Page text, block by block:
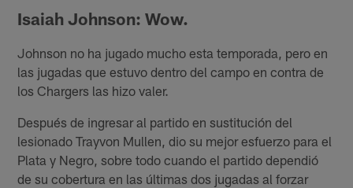
Isaiah Johnson: Wow.
Johnson no ha jugado mucho esta temporada, pero en
las jugadas que estuvo dentro del campo en contra de
los Chargers las hizo valer.
Después de ingresar al partido en sustitución del
lesionado Trayvon Mullen, dio su mejor esfuerzo para el
Plata y Negro, sobre todo cuando el partido dependió
de su cobertura en las últimas dos jugadas al forzar